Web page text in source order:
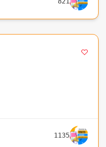
1135